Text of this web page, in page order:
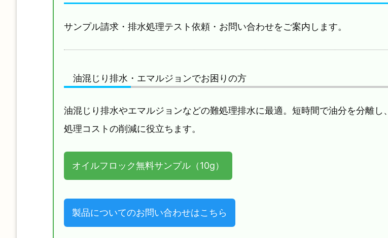
サンプル請求・排水処理テスト依頼・お問い合わせをご案内します。
油混じり排水・エマルジョンでお困りの方
油混じり排水やエマルジョンなどの難処理排水に最適。短時間で油分を分離し、
処理コストの削減に役立ちます。
オイルフロック無料サンプル（10g）
製品についてのお問い合わせはこちら